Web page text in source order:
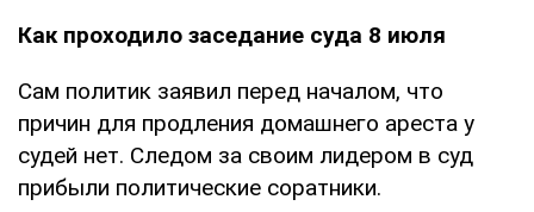
Как проходило заседание суда 8 июля
Сам политик заявил перед началом, что
причин для продления домашнего ареста у
судей нет. Следом за своим лидером в суд
прибыли политические соратники.